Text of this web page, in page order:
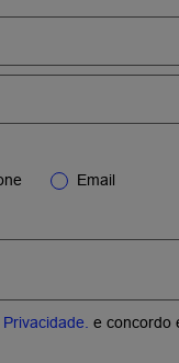
Email
e concordo